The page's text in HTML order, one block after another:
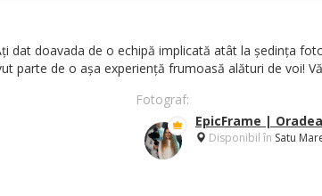
dat doavada de o echipă implicată atât la ședința
parte de o așa experiență frumoasă alături de
Fotograf:
EpicFrame | Oradea
Disponibil în Satu